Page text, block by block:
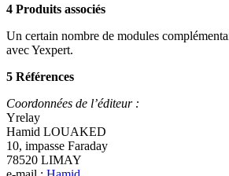
4 Produits associés
Un certain nombre de modules
avec Yexpert.
5 Références
Coordonnées de l’éditeur :
Yrelay
Hamid LOUAKED
10, impasse Faraday
78520 LIMAY